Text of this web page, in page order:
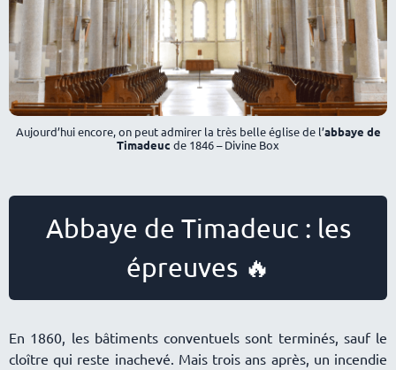
Aujourd’hui encore, on peut admirer la très belle église de l’abbaye de
Timadeuc de 1846 – Divine Box
Abbaye de Timadeuc : les
épreuves 🔥
En 1860, les bâtiments conventuels sont terminés, sauf le
cloître qui reste inachevé. Mais trois ans après, un incendie